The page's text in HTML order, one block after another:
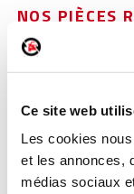
Ce site web
Les cookies
et les annonces,
médias sociaux
NOS PIÈCES
Poignée
Réf. :185552
Modèle d'origine :